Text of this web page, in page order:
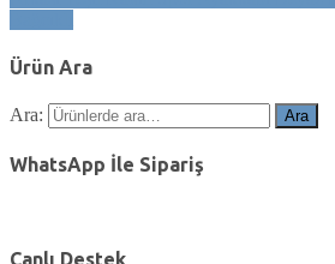
Ürün Ara
Ara: Ara
WhatsApp İle Sipariş
Canlı Destek